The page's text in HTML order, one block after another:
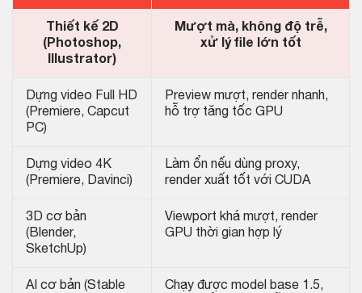
Thiết kế 2D
(Photoshop,
Illustrator)
Mượt mà, không độ trễ,
xử lý file lớn tốt
Dựng video Full HD
(Premiere, Capcut
PC)
Preview mượt, render nhanh,
hỗ trợ tăng tốc GPU
Dựng video 4K
(Premiere, Davinci)
Làm ổn nếu dùng proxy,
render xuất tốt với CUDA
3D cơ bản
(Blender,
SketchUp)
Viewport khá mượt, render
GPU thời gian hợp lý
AI cơ bản (Stable
Chạy được model base 1.5,